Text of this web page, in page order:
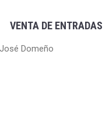
VENTA DE ENTRADAS
Domeño